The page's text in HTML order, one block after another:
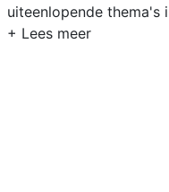
uiteenlopende thema's